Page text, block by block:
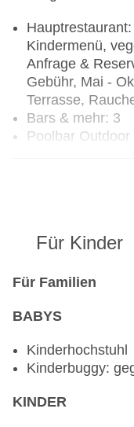
Kindermenü,
Anfrage &
Gebühr, Mai -
Terrasse,
Bars & mehr: 3
Poolbar Outdoor
Für Kinder
Für Familien
BABYS
Kinderhochstuhl
Kinderbuggy:
KINDER